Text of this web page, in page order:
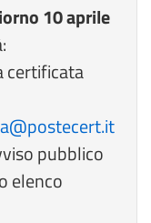
10 aprile
certificata
pubblico
elenco